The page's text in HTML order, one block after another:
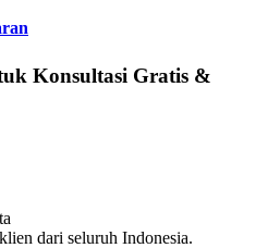
Konsultasi Gratis &
dari seluruh Indonesia.